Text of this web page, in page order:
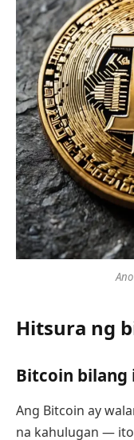
Hitsura ng
Bitcoin bilang
Ang Bitcoin ay
na kahulugan —